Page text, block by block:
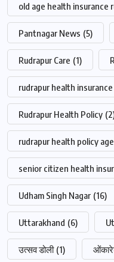
old age health insurance
Pantnagar News (5)
Rudrapur Care (1)
rudrapur health insurance
Rudrapur Health Policy
rudrapur health policy
senior citizen health
Udham Singh Nagar (16)
Uttarakhand (6)
उत्सव डोली (1)